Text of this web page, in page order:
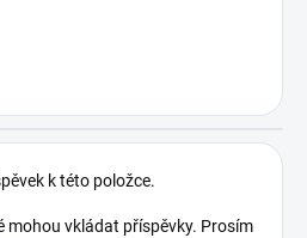
k této položce.
mohou vkládat příspěvky. Prosím